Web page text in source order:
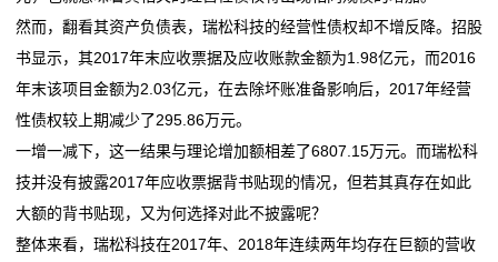
然而，翻看其资产负债表，瑞松科技的经营性债权却不增反降。招股
书显示，其2017年末应收票据及应收账款金额为1.98亿元，而2016
年末该项目金额为2.03亿元，在去除坏账准备影响后，2017年经营
性债权较上期减少了295.86万元。
一增一减下，这一结果与理论增加额相差了6807.15万元。而瑞松科
技并没有披露2017年应收票据背书贴现的情况，但若其真存在如此
大额的背书贴现，又为何选择对此不披露呢？
整体来看，瑞松科技在2017年、2018年连续两年均存在巨额的营收